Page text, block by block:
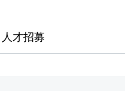
人才招募